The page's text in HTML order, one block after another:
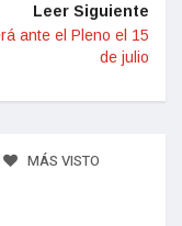
Leer Siguiente
ante el Pleno el 15
de julio
MÁS VISTO